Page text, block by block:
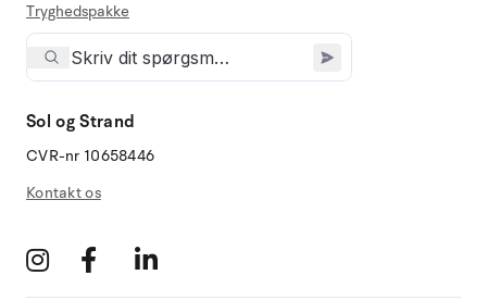
Tryghedspakke
Sol og Strand
CVR-nr 10658446
Kontakt os